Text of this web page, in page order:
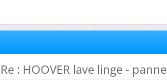
Re : HOOVER lave linge - panne